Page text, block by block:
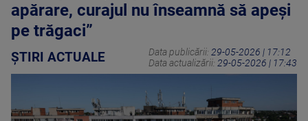
apărare, curajul nu înseamnă să apeși
pe trăgaci”
ȘTIRI ACTUALE Data publicării: 29-05-2026 | 17:12
Data actualizării: 29-05-2026 | 17:43